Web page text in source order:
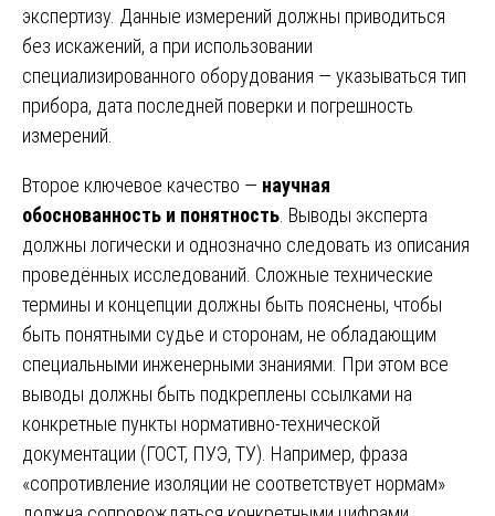
экспертизу. Данные измерений должны приводиться
без искажений, а при использовании
специализированного оборудования — указываться тип
прибора, дата последней поверки и погрешность
измерений.
Второе ключевое качество — научная
обоснованность и понятность . Выводы эксперта
должны логически и однозначно следовать из описания
проведённых исследований. Сложные технические
термины и концепции должны быть пояснены, чтобы
быть понятными судье и сторонам, не обладающим
специальными инженерными знаниями. При этом все
выводы должны быть подкреплены ссылками на
конкретные пункты нормативно-технической
документации (ГОСТ, ПУЭ, ТУ). Например, фраза
«сопротивление изоляции не соответствует нормам»